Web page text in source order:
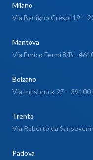
Milano
Via Benigno Crespi 19 –
Mantova
Via Enrico Fermi 8/B -
Bolzano
Via Innsbruck 27 – 39100
Trento
Via Roberto da
Padova